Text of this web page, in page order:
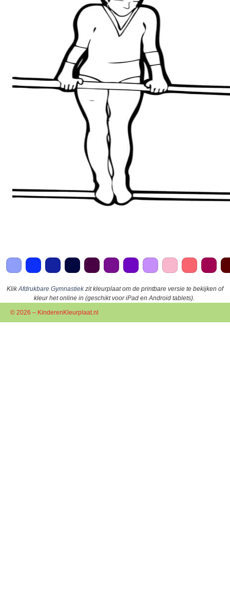
KlikAfdrukbare Gymnastiekzit kleurplaat om de printbare versie te bekijken of
kleur het online in (geschikt voor iPad en Android tablets).
© 2026 – KinderenKleurplaat.nl